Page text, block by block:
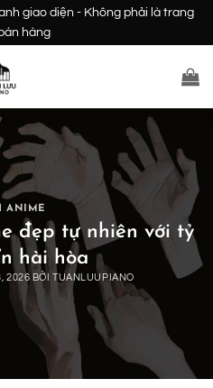
giao diện - Không phải là trang
hàng
ANIME
đẹp tự nhiên với tỷ
hài hòa
2026 BỞITUANLUUPIANO